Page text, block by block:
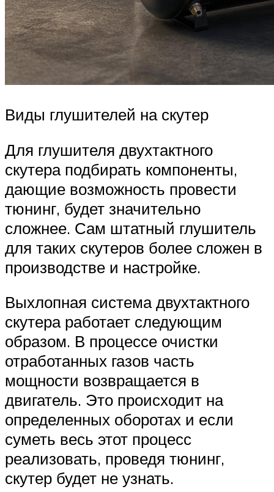
Виды глушителей на скутер
Для глушителя двухтактного
скутера подбирать компоненты,
дающие возможность провести
тюнинг, будет значительно
сложнее. Сам штатный глушитель
для таких скутеров более сложен в
производстве и настройке.
Выхлопная система двухтактного
скутера работает следующим
образом. В процессе очистки
отработанных газов часть
мощности возвращается в
двигатель. Это происходит на
определенных оборотах и если
суметь весь этот процесс
реализовать, проведя тюнинг,
скутер будет не узнать.